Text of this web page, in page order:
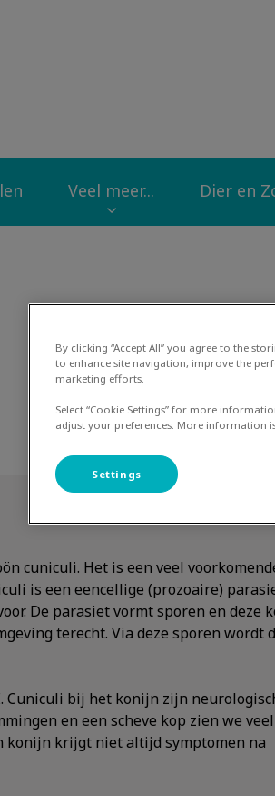
Veel meer... Dier en
cuniculi. Het is een veel
is een eencellige (prozoaire)
De parasiet vormt sporen en deze
terecht. Via deze sporen wordt
Cuniculi bij het konijn zijn
en een scheve kop zien we
konijn krijgt niet altijd symptomen na
By clicking “Accept All” you agree to the
to enhance site navigation, improve the
marketing efforts.
Select “Cookie Settings” for more
adjust your preferences. More information
Settings